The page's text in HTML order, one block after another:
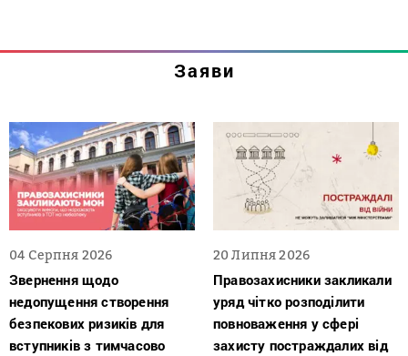
Заяви
04 Серпня 2026
Звернення щодо
недопущення створення
безпекових ризиків для
вступників з тимчасово
20 Липня 2026
Правозахисники закликали
уряд чітко розподілити
повноваження у сфері
захисту постраждалих від